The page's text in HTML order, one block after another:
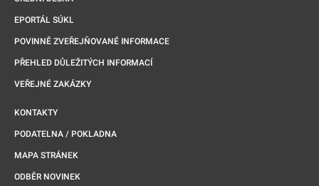
EPORTÁL SÚKL
POVINNĚ ZVEŘEJŇOVANÉ INFORMACE
PŘEHLED DŮLEŽITÝCH INFORMACÍ
VEŘEJNÉ ZAKÁZKY
KONTAKTY
PODATELNA / POKLADNA
MAPA STRÁNEK
ODBĚR NOVINEK